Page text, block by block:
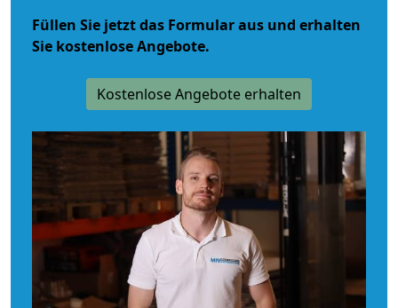
Füllen Sie jetzt das Formular aus und erhalten
Sie kostenlose Angebote.
Kostenlose Angebote erhalten